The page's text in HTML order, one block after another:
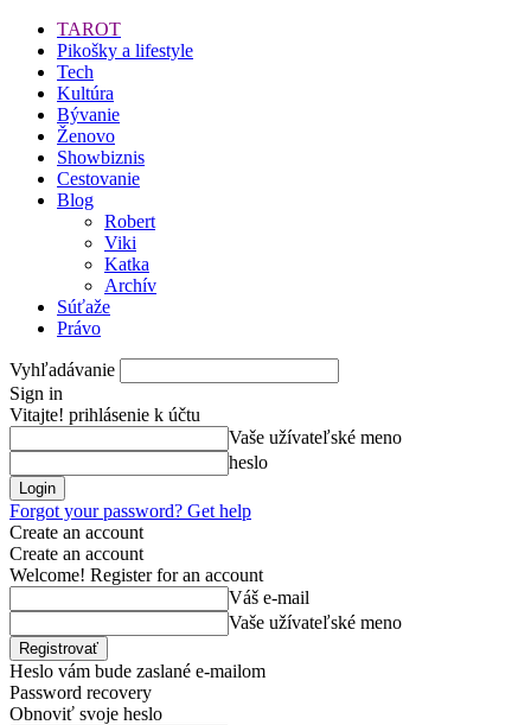
TAROT
Pikošky a lifestyle
Tech
Kultúra
Bývanie
Ženovo
Showbiznis
Cestovanie
Blog
Robert
Viki
Katka
Archív
Súťaže
Právo
Vyhľadávanie
Sign in
Vitajte! prihlásenie k účtu
Vaše užívateľské meno
heslo
Forgot your password? Get help
Create an account
Create an account
Welcome! Register for an account
Váš e-mail
Vaše užívateľské meno
Heslo vám bude zaslané e-mailom
Password recovery
Obnoviť svoje heslo